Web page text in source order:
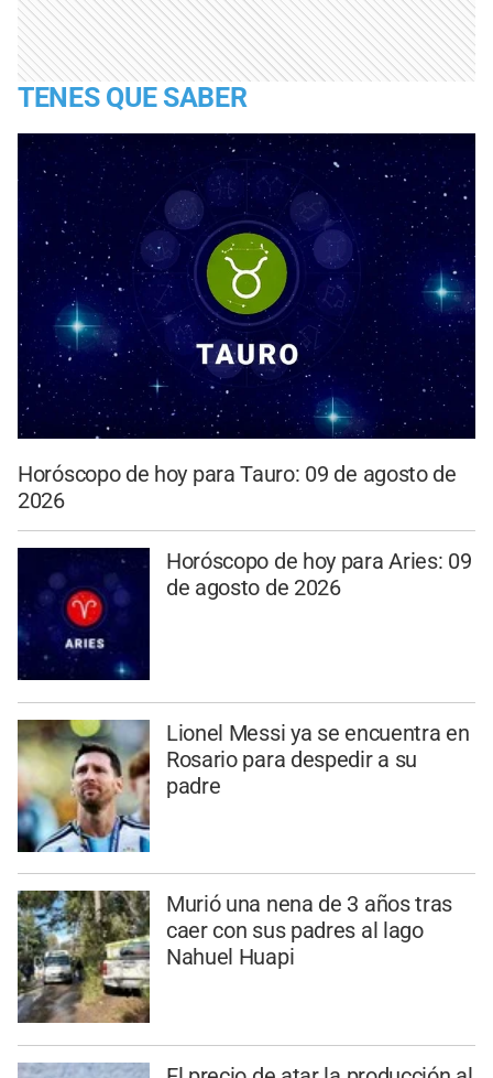
TENES QUE SABER
Horóscopo de hoy para Tauro: 09 de agosto de
2026
Horóscopo de hoy para Aries: 09
de agosto de 2026
Lionel Messi ya se encuentra en
Rosario para despedir a su
padre
Murió una nena de 3 años tras
caer con sus padres al lago
Nahuel Huapi